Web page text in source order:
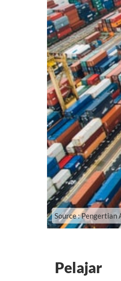
Source : Pengertian
Pelajar